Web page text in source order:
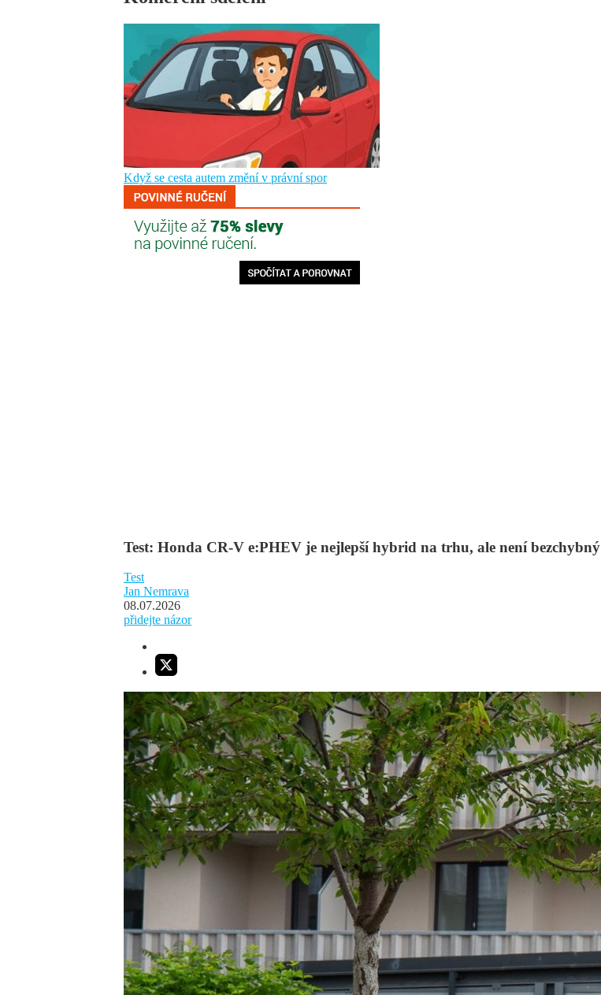
Test: Honda CR-V e:PHEV je nejlepší hybrid na trhu, ale není bezchybný
Test
Jan Nemrava
08.07.2026
přidejte názor
Když se cesta autem změní v právní spor